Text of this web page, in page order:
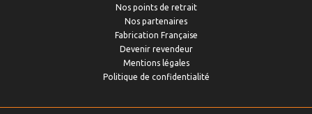
Nos points de retrait
Nos partenaires
Fabrication Française
Devenir revendeur
Mentions légales
Politique de confidentialité